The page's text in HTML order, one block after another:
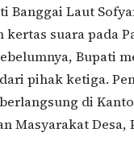
Banggai Laut
kertas suara pada
Bupati
pihak ketiga.
di
Masyarakat Desa,